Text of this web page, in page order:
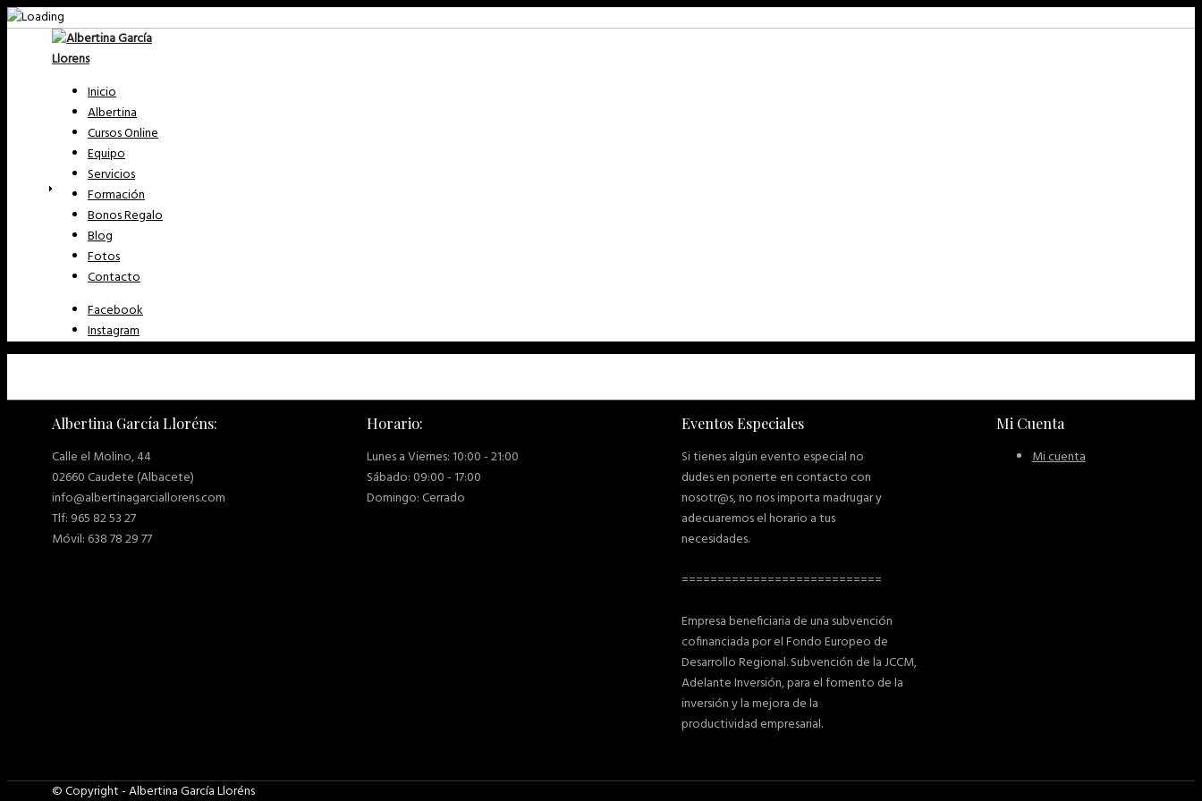
Inicio
Albertina
Cursos Online
Equipo
Servicios
Formación
Bonos Regalo
Blog
Fotos
Contacto
Facebook
Instagram
Albertina García Lloréns:
Calle el Molino, 44
02660 Caudete (Albacete)
info@albertinagarciallorens.com
Tlf: 965 82 53 27
Móvil: 638 78 29 77
Horario:
Lunes a Viernes: 10:00 - 21:00
Sábado: 09:00 - 17:00
Domingo: Cerrado
Eventos Especiales
Si tienes algún evento especial no
dudes en ponerte en contacto con
nosotr@s, no nos importa madrugar y
adecuaremos el horario a tus
necesidades.
============================
Empresa beneficiaria de una subvención
cofinanciada por el Fondo Europeo de
Desarrollo Regional. Subvención de la JCCM,
Adelante Inversión, para el fomento de la
inversión y la mejora de la
productividad empresarial.
Mi Cuenta
Mi cuenta
© Copyright - Albertina García Lloréns